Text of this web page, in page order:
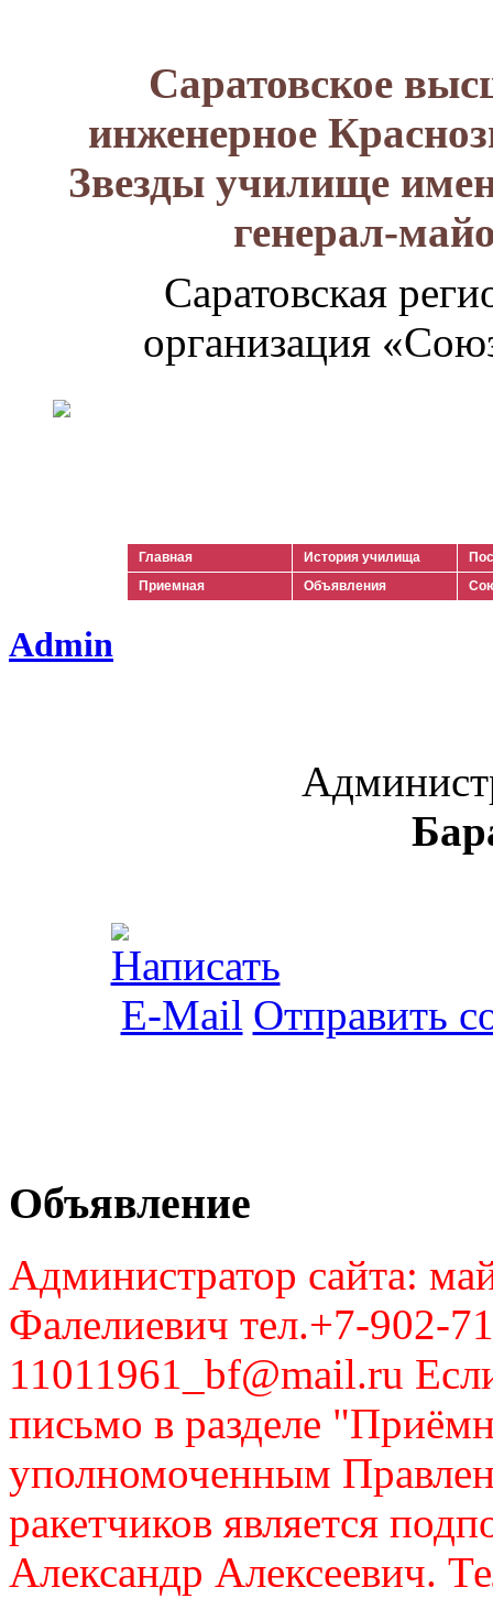
Саратовское
инженерное
Звезды училище
генерал-
Саратовская
организация
Главная История училища
Приемная
Объявления
Admin
Отправить
Объявление
Администратор сайта:
Фалелиевич тел.+7-902-
11011961_bf@mail.ru
письмо в разделе
уполномоченным
ракетчиков является
Александр Алексеевич.